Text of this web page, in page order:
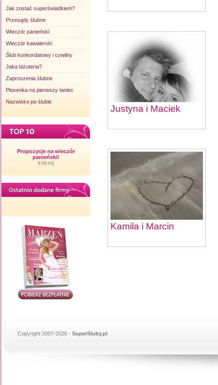
Jak zostać superświadkiem?
Przesądy ślubne
Wieczór panieński
Wieczór kawalerski
Ślub konkordatowy i cywilny
Jaka biżuteria?
Zaproszenia ślubne
Piosenka na pierwszy taniec
Nazwisko po ślubie
Propozycje na wieczór
panieński!
kliknij
Justyna i Maciek
Kamila i Marcin
Copyright 2007-2026 - SuperSluby.pl